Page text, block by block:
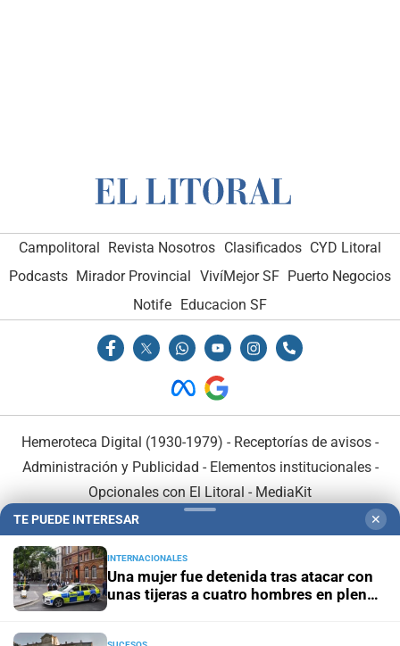
Campolitoral Revista Nosotros Clasificados CYD Litoral
Podcasts Mirador Provincial VivíMejor SF Puerto Negocios
Notife Educacion SF
Hemeroteca Digital (1930-1979) - Receptorías de avisos -
Administración y Publicidad - Elementos institucionales-
Opcionales con El Litoral - MediaKit
TE PUEDE INTERESAR ✕
INTERNACIONALES
Una mujer fue detenida tras atacar con
unas tijeras a cuatro hombres en pleno